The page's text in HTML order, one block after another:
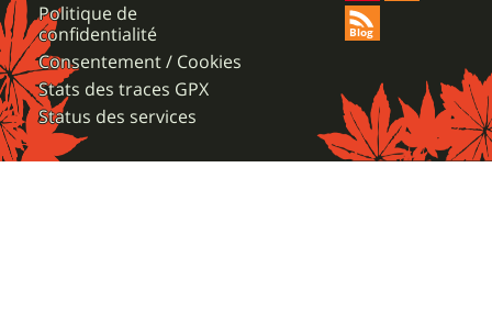
Politique de
confidentialité
Consentement / Cookies
Stats des traces GPX
Status des services